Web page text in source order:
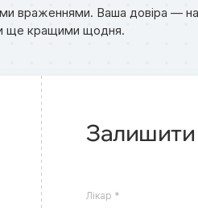
враженнями. Ваша довіра —
ще кращими щодня.
Залишити
Лікар *